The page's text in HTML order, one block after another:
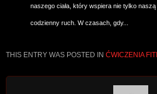
naszego ciała, który wspiera nie tylko
codzienny ruch. W czasach, gdy...
THIS ENTRY WAS POSTED IN ĆWICZENIA